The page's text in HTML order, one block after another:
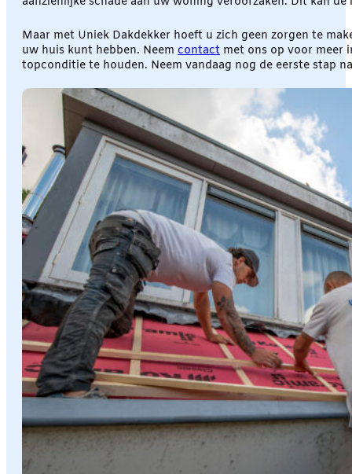
Maar met Uniek Dakdekker hoeft u zich geen zorgen te
uw huis kunt hebben. Neem contact met ons op voor meer
topconditie te houden. Neem vandaag nog de eerste stap